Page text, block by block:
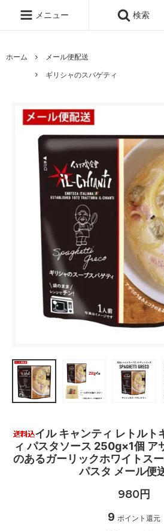
メニュー 検索
ホーム
メール便配送
ギリシャのスパゲティ
イル キャンティ レトルト
ィ パスタソース 250g×1個 ア
のあるガーリックホワイトス
パスタ メール便
980円
9 ポイント還元